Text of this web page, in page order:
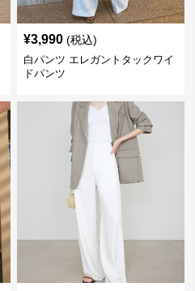
¥3,990 (税込)
白パンツ エレガントタックワイ
ドパンツ